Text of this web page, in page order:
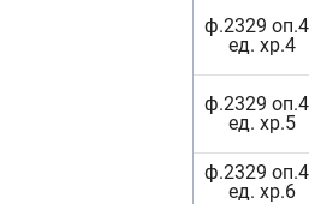
ф.2329
ед. хр.4
ф.2329
ед. хр.5
ф.2329
ед. хр.6